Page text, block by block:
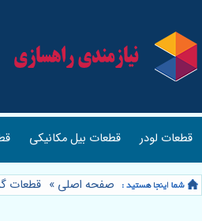
قطعات لودر قطعات بیل مکانیکی
صفحه اصلی » قطعات